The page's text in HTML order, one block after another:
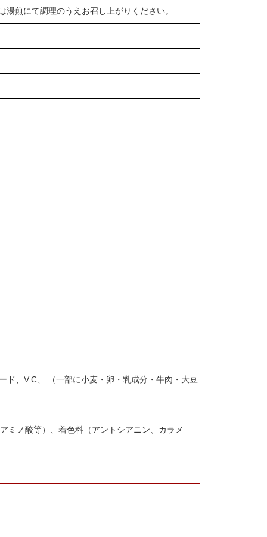
煎にて調理のうえお召し上がりください。
ド、V.C、 （一部に小麦・卵・乳成分・牛肉・大豆
ミノ酸等）、着色料（アントシアニン、カラメ